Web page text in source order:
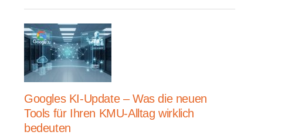
Googles KI-Update – Was die neuen
Tools für Ihren KMU-Alltag wirklich
bedeuten